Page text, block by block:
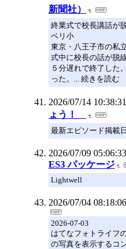
新聞社）
終業式で校長講話
ベリ小
東京・八王子市の私
式中に校長の話が脱
５分遅れで終了した
った。... 続きを読む
2026/07/14 10:38:31
ょう！
最新エピソード掲載
2026/07/09 05:06:33
ES3 パッケージ
Lightwell
2026/07/04 08:18:06
2026-07-03
はてなフォトライフ
の写真を表示するコ